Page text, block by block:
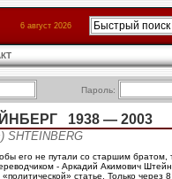
6 август 2026
Пароль:
1938 — 2003
SHTEINBERG
его не путали со старшим
- Аркадий Акимович
статье. Только через